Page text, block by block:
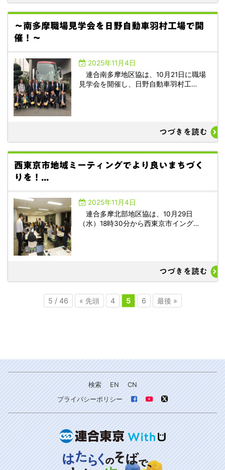
～南多摩職場見学会を日野自動車羽村工場で開
催！～
2025年11月4日
連合南多摩地区協は、10月21日に職場
見学会を開催し、日野自動車羽村工…
つづきを読む
西東京市地域ミーティングでより良いまちづく
りを！...
2025年11月4日
連合多摩北部地区協は、10月29日
（水）18時30分から西東京市イング…
つづきを読む
5 / 46 « 先頭 4 5 6 最後 »
検索 EN
CN
プライバシーポリシー